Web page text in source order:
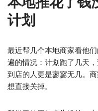
计划
最近帮几个本地商家看他
遍的情况：计划跑了几天
到店的人更是寥寥无几。商
想直接关掉。